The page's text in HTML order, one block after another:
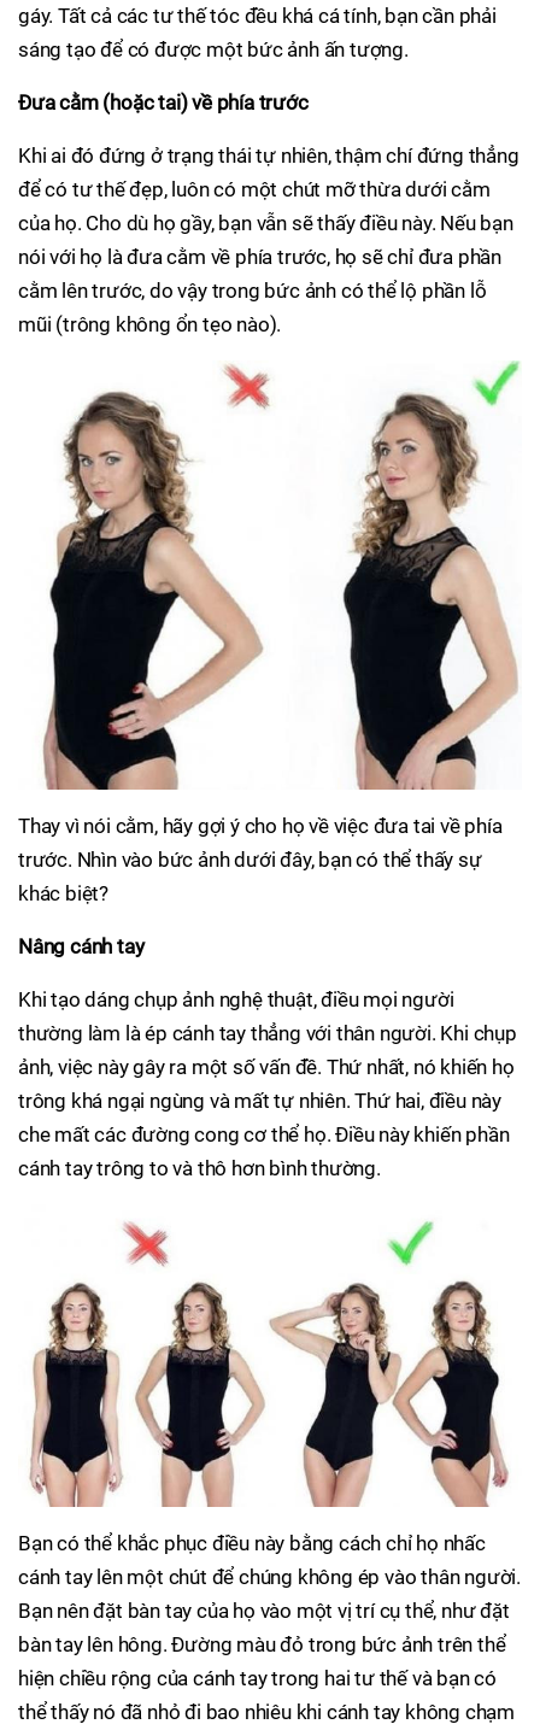
gáy. Tất cả các tư thế tóc đều khá cá tính, bạn cần phải
sáng tạo để có được một bức ảnh ấn tượng.
Đưa cằm (hoặc tai) về phía trước
Khi ai đó đứng ở trạng thái tự nhiên, thậm chí đứng thẳng
để có tư thế đẹp, luôn có một chút mỡ thừa dưới cằm
của họ. Cho dù họ gầy, bạn vẫn sẽ thấy điều này. Nếu bạn
nói với họ là đưa cằm về phía trước, họ sẽ chỉ đưa phần
cằm lên trước, do vậy trong bức ảnh có thể lộ phần lỗ
mũi (trông không ổn tẹo nào).
Thay vì nói cằm, hãy gợi ý cho họ về việc đưa tai về phía
trước. Nhìn vào bức ảnh dưới đây, bạn có thể thấy sự
khác biệt?
Nâng cánh tay
Khi tạo dáng chụp ảnh nghệ thuật, điều mọi người
thường làm là ép cánh tay thẳng với thân người. Khi chụp
ảnh, việc này gây ra một số vấn đề. Thứ nhất, nó khiến họ
trông khá ngại ngùng và mất tự nhiên. Thứ hai, điều này
che mất các đường cong cơ thể họ. Điều này khiến phần
cánh tay trông to và thô hơn bình thường.
Bạn có thể khắc phục điều này bằng cách chỉ họ nhấc
cánh tay lên một chút để chúng không ép vào thân người.
Bạn nên đặt bàn tay của họ vào một vị trí cụ thể, như đặt
bàn tay lên hông. Đường màu đỏ trong bức ảnh trên thể
hiện chiều rộng của cánh tay trong hai tư thế và bạn có
thể thấy nó đã nhỏ đi bao nhiêu khi cánh tay không chạm